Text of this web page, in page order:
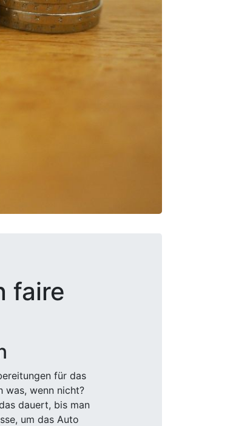
faire
für das
was, wenn nicht?
dauert, bis man
um das Auto